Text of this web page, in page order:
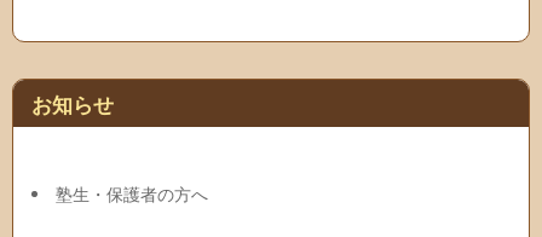
お知らせ
塾生・保護者の方へ